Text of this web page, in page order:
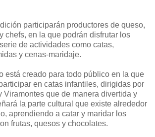
participarán productores de queso,
chefs, en la que podrán disfrutar los
de actividades como catas,
y cenas-maridaje.
está creado para todo público en la que
en catas infantiles, dirigidas por
Viramontes que de manera divertida y
la parte cultural que existe alrededor
aprendiendo a catar y maridar los
frutas, quesos y chocolates.